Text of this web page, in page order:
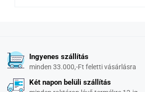
Ingyenes szállítás
minden 33.000,-Ft feletti vásárlásra
Két napon belüli szállítás